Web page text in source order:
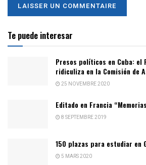
Te puede interesar
Presos políticos en Cuba: el
ridiculiza en la Comisión de
25 NOVEMBRE 2020
Editado en Francia
8 SEPTEMBRE 2019
150 plazas para estudiar en
5 MARS 2020